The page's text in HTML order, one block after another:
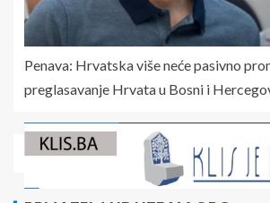
Penava: Hrvatska više neće pasivno
preglasavanje Hrvata u Bosni i